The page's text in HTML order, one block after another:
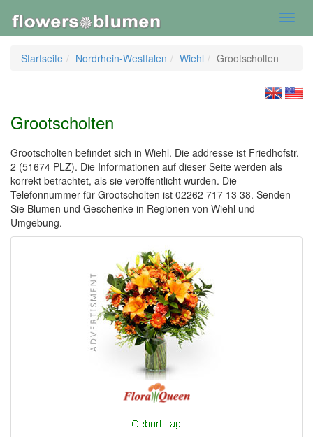
Startseite
Nordrhein-Westfalen Wiehl Grootscholten
Grootscholten
Grootscholten befindet sich in Wiehl. Die addresse ist Friedhofstr.
2 (51674 PLZ). Die Informationen auf dieser Seite werden als
korrekt betrachtet, als sie veröffentlicht wurden. Die
Telefonnummer für Grootscholten ist 02262 717 13 38. Senden
Sie Blumen und Geschenke in Regionen von Wiehl und
Umgebung.